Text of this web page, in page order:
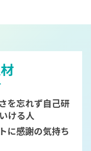
を忘れず自己研
ける人
に感謝の気持ち